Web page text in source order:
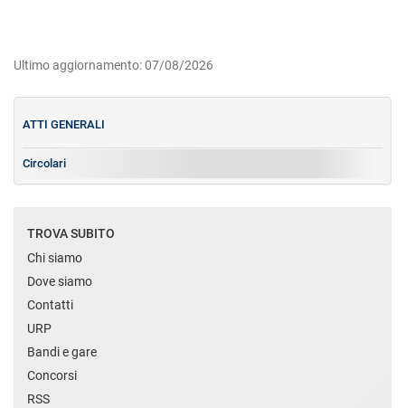
Ultimo aggiornamento: 07/08/2026
ATTI GENERALI
Circolari
TROVA SUBITO
Chi siamo
Dove siamo
Contatti
URP
Bandi e gare
Concorsi
RSS